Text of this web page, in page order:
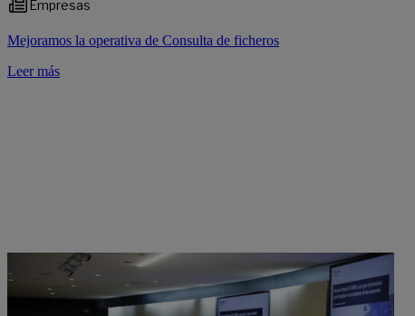
Empresas
Mejoramos la operativa de Consulta de ficheros
Leer más